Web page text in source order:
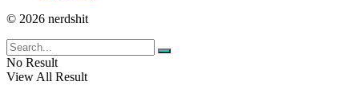
© 2026 nerdshit
No Result
View All Result